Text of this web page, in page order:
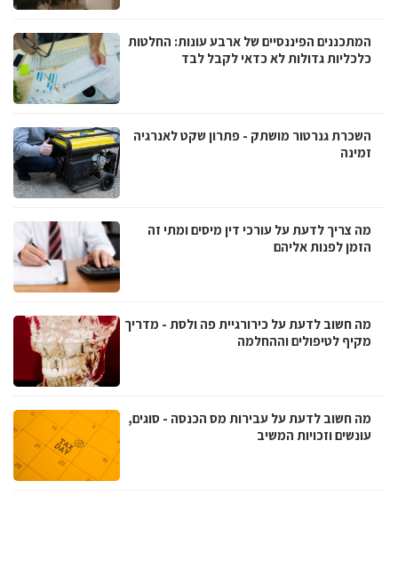
המתכננים הפיננסיים של ארבע עונות: החלטות
כלכליות גדולות לא כדאי לקבל לבד
השכרת גנרטור מושתק - פתרון שקט לאנרגיה
זמינה
מה צריך לדעת על עורכי דין מיסים ומתי זה
הזמן לפנות אליהם
מה חשוב לדעת על כירורגיית פה ולסת - מדריך
מקיף לטיפולים וההחלמה
מה חשוב לדעת על עבירות מס הכנסה - סוגים,
עונשים וזכויות המשיב